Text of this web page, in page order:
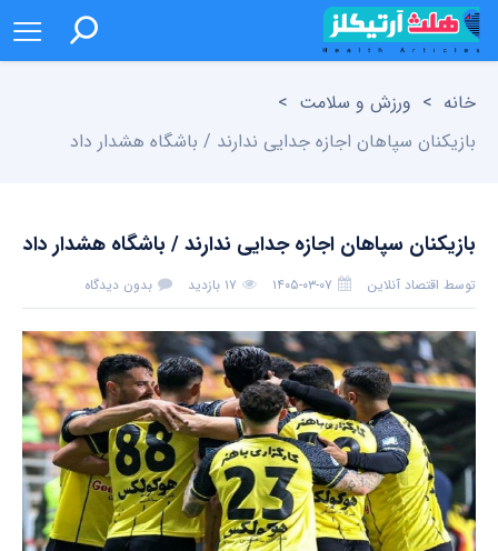
خانه > ورزش و سلامت >
بازیکنان سپاهان اجازه جدایی ندارند / باشگاه هشدار داد
بازیکنان سپاهان اجازه جدایی ندارند / باشگاه هشدار داد
توسط اقتصاد آنلاین ۱۴۰۵-۰۳-۰۷ ۱۷ بازدید بدون دیدگاه